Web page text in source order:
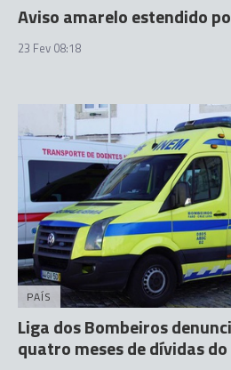
Aviso amarelo estendido
23 Fev 08:18
PAÍS
Liga dos Bombeiros
quatro meses de dívidas do